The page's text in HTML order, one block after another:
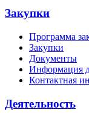
Закупки
Программа
Закупки
Документы
Информация
Контактная
Деятельность